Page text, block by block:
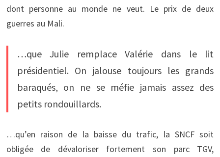
dont personne au monde ne veut. Le prix de deux
guerres au Mali.
…que Julie remplace Valérie dans le lit
présidentiel. On jalouse toujours les grands
baraqués, on ne se méfie jamais assez des
petits rondouillards.
…qu’en raison de la baisse du trafic, la SNCF soit
obligée de dévaloriser fortement son parc TGV,